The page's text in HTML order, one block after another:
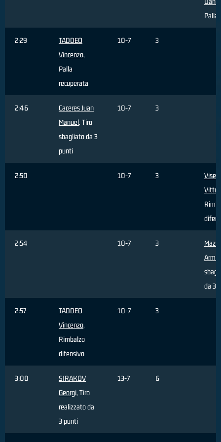
Palla
2:29
TADDEO
Vincenzo,
Palla
recuperata
10-7 3
2:46
Caceres Juan
Manuel, Tiro
sbagliato da 3
punti
10-7 3
2:50 10-7 3
2:54 10-7 3
Mazic
Armin
da 3
2:57
TADDEO
Vincenzo,
Rimbalzo
difensivo
10-7 3
3:00
SIRAKOV
Georgi, Tiro
realizzato da
3 punti
13-7 6